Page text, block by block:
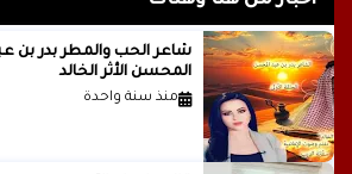
شاعر الحب والمطر بدر
المحسن الأثر الخالد
منذ سنة واحدة